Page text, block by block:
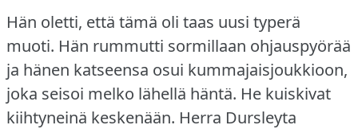
Hän oletti, että tämä oli taas uusi typerä
muoti. Hän rummutti sormillaan ohjauspyörää
ja hänen katseensa osui kummajaisjoukkioon,
joka seisoi melko lähellä häntä. He kuiskivat
kiihtyneinä keskenään. Herra Dursleyta